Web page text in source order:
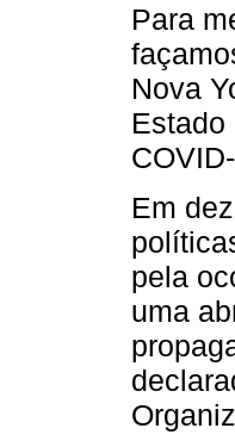
Para
Nova
Estado
Em
pela
uma